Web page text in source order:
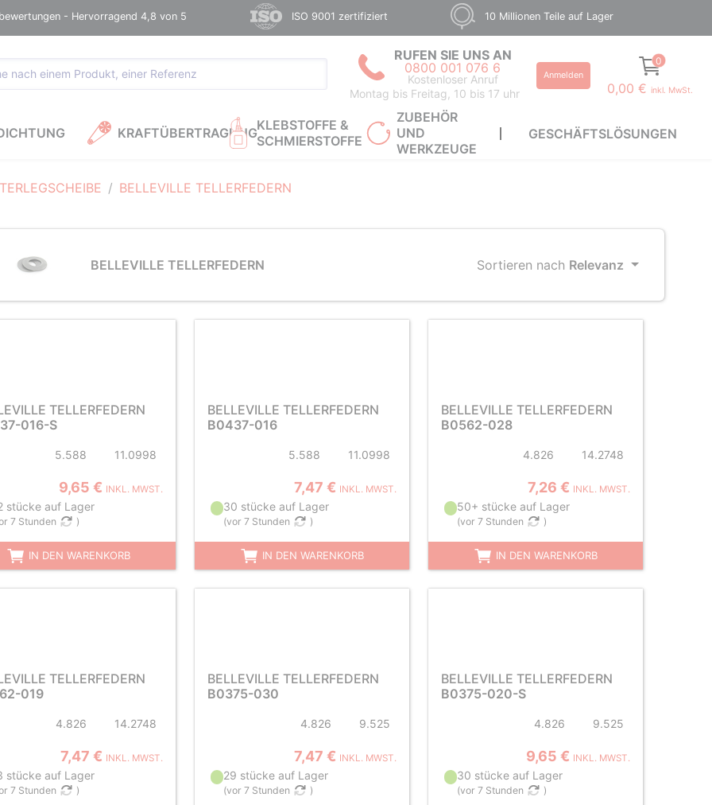
- Hervorragend 4,8 von 5 ISO 9001 zertifiziert 10 Millionen Teile auf Lager
RUFEN SIE UNS AN
0800 001 076 6
Kostenloser Anruf
Montag bis Freitag, 10 bis 17 uhr
Anmelden
0
0,00 € inkl. MwSt.
KRAFTÜBERTRAGUNGKLEBSTOFFE &
SCHMIERSTOFFE
ZUBEHÖR
UND
WERKZEUGE
GESCHÄFTSLÖSUNGEN
BELLEVILLE TELLERFEDERN
BELLEVILLE TELLERFEDERN Sortieren nach Relevanz
TELLERFEDERN
016-S
5.588 11.0998
9,65 € INKL. MWST.
stücke auf Lager
7 Stunden )
IN DEN WARENKORB
BELLEVILLE TELLERFEDERN
B0437-016
5.588 11.0998
7,47 € INKL. MWST.
30 stücke auf Lager
(vor 7 Stunden )
IN DEN WARENKORB
BELLEVILLE TELLERFEDERN
B0562-028
4.826 14.2748
7,26 € INKL. MWST.
50+ stücke auf Lager
(vor 7 Stunden )
IN DEN WARENKORB
TELLERFEDERN
019
4.826 14.2748
7,47 € INKL. MWST.
stücke auf Lager
7 Stunden )
BELLEVILLE TELLERFEDERN
B0375-030
4.826 9.525
7,47 € INKL. MWST.
29 stücke auf Lager
(vor 7 Stunden )
BELLEVILLE TELLERFEDERN
B0375-020-S
4.826 9.525
9,65 € INKL. MWST.
30 stücke auf Lager
(vor 7 Stunden )